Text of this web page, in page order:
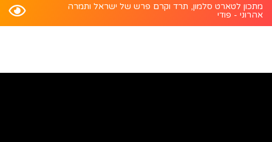
מתכון לטארט סלמון, תרד וקרם פרש של ישראל ותמרה
אהרוני - פודי